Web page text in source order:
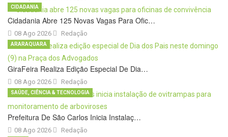
Cidadania Abre 125 Novas Vagas Para Ofic…
08 Ago 2026
CIDADANIA
Redação
GiraFeira Realiza Edição Especial De Dia…
08 Ago 2026
ARARAQUARA
Redação
Prefeitura De São Carlos Inicia Instalaç…
08 Ago 2026
SAÚDE, CIÊNCIA & TECNOLOGIA
Redação